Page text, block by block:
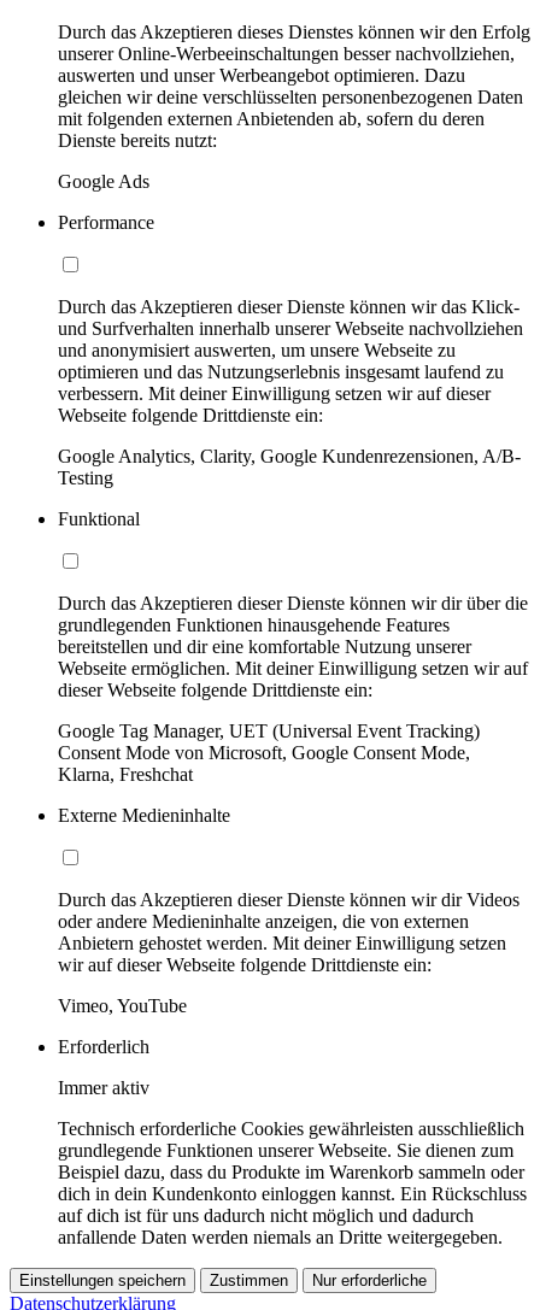
Durch das Akzeptieren dieses Dienstes können wir den Erfolg
unserer Online-Werbeeinschaltungen besser nachvollziehen,
auswerten und unser Werbeangebot optimieren. Dazu
gleichen wir deine verschlüsselten personenbezogenen Daten
mit folgenden externen Anbietenden ab, sofern du deren
Dienste bereits nutzt:
Google Ads
Performance
Durch das Akzeptieren dieser Dienste können wir das Klick-
und Surfverhalten innerhalb unserer Webseite nachvollziehen
und anonymisiert auswerten, um unsere Webseite zu
optimieren und das Nutzungserlebnis insgesamt laufend zu
verbessern. Mit deiner Einwilligung setzen wir auf dieser
Webseite folgende Drittdienste ein:
Google Analytics, Clarity, Google Kundenrezensionen, A/B-
Testing
Funktional
Durch das Akzeptieren dieser Dienste können wir dir über die
grundlegenden Funktionen hinausgehende Features
bereitstellen und dir eine komfortable Nutzung unserer
Webseite ermöglichen. Mit deiner Einwilligung setzen wir auf
dieser Webseite folgende Drittdienste ein:
Google Tag Manager, UET (Universal Event Tracking)
Consent Mode von Microsoft, Google Consent Mode,
Klarna, Freshchat
Externe Medieninhalte
Durch das Akzeptieren dieser Dienste können wir dir Videos
oder andere Medieninhalte anzeigen, die von externen
Anbietern gehostet werden. Mit deiner Einwilligung setzen
wir auf dieser Webseite folgende Drittdienste ein:
Vimeo, YouTube
Erforderlich
Immer aktiv
Technisch erforderliche Cookies gewährleisten ausschließlich
grundlegende Funktionen unserer Webseite. Sie dienen zum
Beispiel dazu, dass du Produkte im Warenkorb sammeln oder
dich in dein Kundenkonto einloggen kannst. Ein Rückschluss
auf dich ist für uns dadurch nicht möglich und dadurch
anfallende Daten werden niemals an Dritte weitergegeben.
Einstellungen speichern Zustimmen Nur erforderliche
Datenschutzerklärung